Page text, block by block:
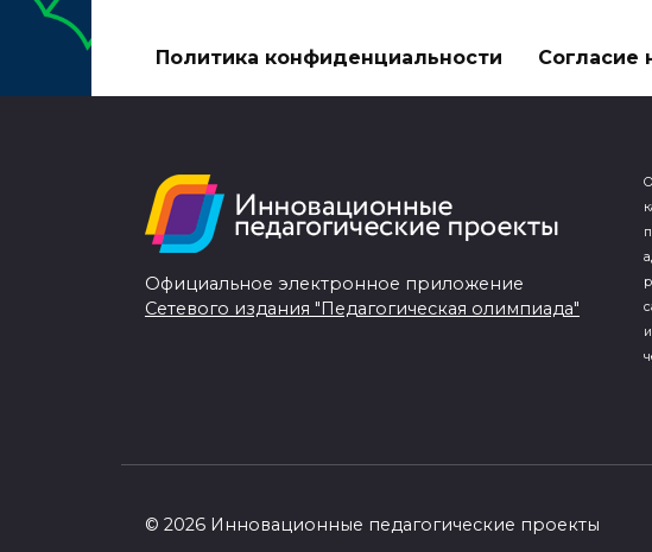
Политика конфиденциальности Согласие
Официальное электронное приложение
Сетевого издания "Педагогическая олимпиада"
© 2026 Инновационные педагогические проекты